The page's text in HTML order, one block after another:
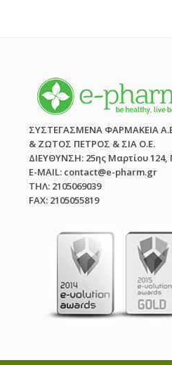
ΣΥΣΤΕΓΑΣΜΕΝΑ ΦΑΡΜΑΚΕΙΑ
& ΖΩΤΟΣ ΠΕΤΡΟΣ & ΣΙΑ Ο.Ε.
ΔΙΕΥΘΥΝΣΗ: 25ης Μαρτίου 124,
E-MAIL: contact@e-pharm.gr
ΤΗΛ: 2105069039
FAX: 2105055819